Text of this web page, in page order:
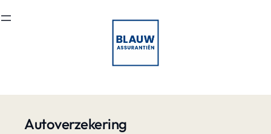
naar
Autoverzekering